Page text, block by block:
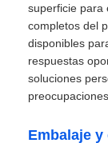
superficie para
completos del
disponibles
respuestas
soluciones
Embalaje y